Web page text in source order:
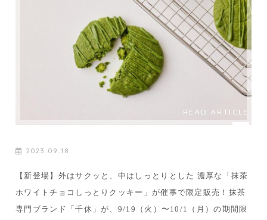
READ ARTICLE
2023.09.18
【新登場】外はサクッと、中はしっとりとした 濃厚な「抹茶
ホワイトチョコしっとりクッキー」が催事で限定販売！抹茶
専門ブランド「千休」が、9/19（火）〜10/1（月）の期間限